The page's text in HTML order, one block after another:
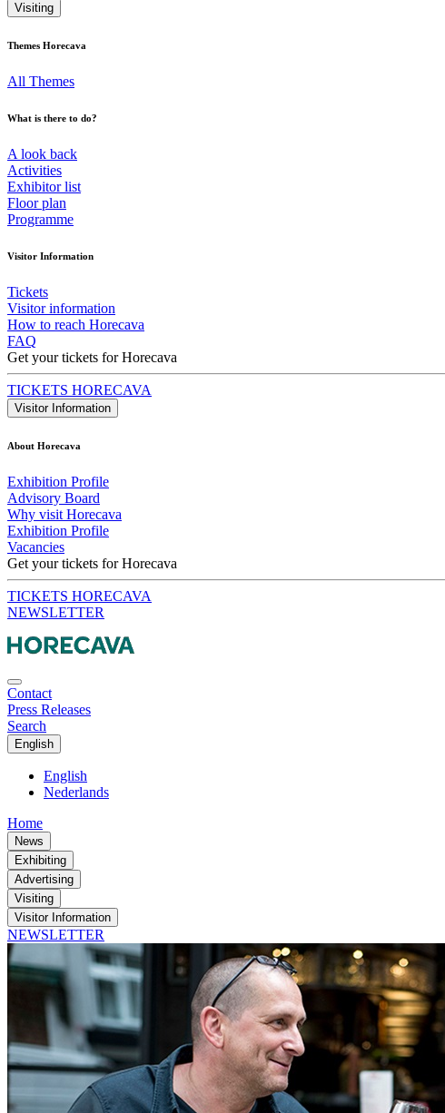
Visiting
Themes Horecava
All Themes
What is there to do?
A look back
Activities
Exhibitor list
Floor plan
Programme
Visitor Information
Tickets
Visitor information
How to reach Horecava
FAQ
Get your tickets for Horecava
TICKETS HORECAVA
Visitor Information
About Horecava
Exhibition Profile
Advisory Board
Why visit Horecava
Exhibition Profile
Vacancies
Get your tickets for Horecava
TICKETS HORECAVA
NEWSLETTER
Contact
Press Releases
Search
English
English
Nederlands
Home
News
Exhibiting
Advertising
Visiting
Visitor Information
NEWSLETTER